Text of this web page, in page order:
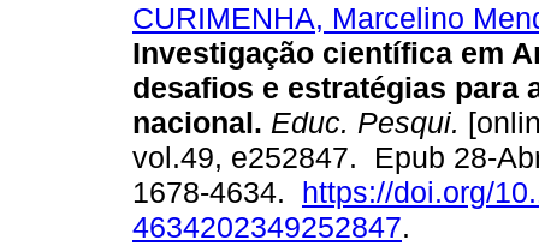
CURIMENHA, Marcelino
Investigação científica em
desafios e estratégias para
nacional. Educ. Pesqui.
vol.49, e252847. Epub 28-
1678-4634. https://doi.org/
4634202349252847.